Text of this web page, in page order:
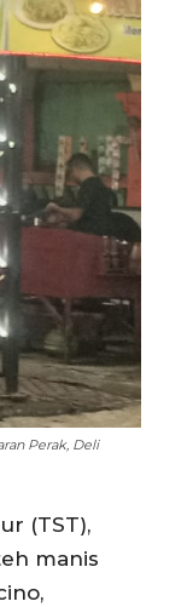
Perak, Deli
(TST),
manis